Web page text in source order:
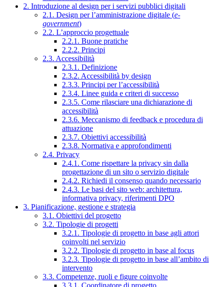
2. Introduzione al design per i servizi pubblici digitali
2.1. Design per l’amministrazione digitale (e-
government)
2.2. L’approccio progettuale
2.2.1. Buone pratiche
2.2.2. Principi
2.3. Accessibilità
2.3.1. Definizione
2.3.2. Accessibilità by design
2.3.3. Principi per l’accessibilità
2.3.4. Linee guida e criteri di successo
2.3.5. Come rilasciare una dichiarazione di
accessibilità
2.3.6. Meccanismo di feedback e procedura di
attuazione
2.3.7. Obiettivi accessibilità
2.3.8. Normativa e approfondimenti
2.4. Privacy
2.4.1. Come rispettare la privacy sin dalla
progettazione di un sito o servizio digitale
2.4.2. Richiedi il consenso quando necessario
2.4.3. Le basi del sito web: architettura,
informativa privacy, riferimenti DPO
3. Pianificazione, gestione e strategia
3.1. Obiettivi del progetto
3.2. Tipologie di progetti
3.2.1. Tipologie di progetto in base agli attori
coinvolti nel servizio
3.2.2. Tipologie di progetto in base al focus
3.2.3. Tipologie di progetto in base all’ambito di
intervento
3.3. Competenze, ruoli e figure coinvolte
3.3.1. Coordinatore di progetto